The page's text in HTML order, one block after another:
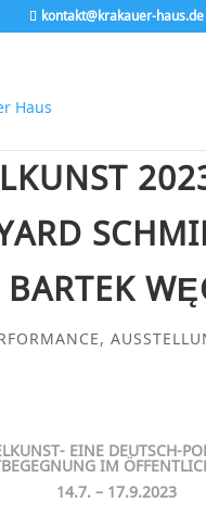
kontakt@krakauer-haus.de
,
EINE DEUTSCH-
IM
14.7. – 17.9.2023